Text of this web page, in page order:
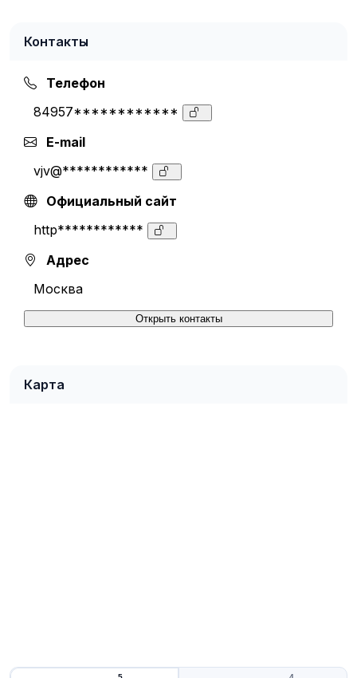
Контакты
Телефон
84957************
E-mail
vjv@************
Официальный сайт
http************
Адрес
Москва
Открыть контакты
Карта